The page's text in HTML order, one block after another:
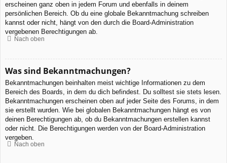
erscheinen ganz oben in jedem Forum und ebenfalls in deinem
persönlichen Bereich. Ob du eine globale Bekanntmachung schreiben
kannst oder nicht, hängt von den durch die Board-Administration
vergebenen Berechtigungen ab.
Nach oben
Was sind Bekanntmachungen?
Bekanntmachungen beinhalten meist wichtige Informationen zu dem
Bereich des Boards, in dem du dich befindest. Du solltest sie stets lesen.
Bekanntmachungen erscheinen oben auf jeder Seite des Forums, in dem
sie erstellt wurden. Wie bei globalen Bekanntmachungen hängt es von
deinen Berechtigungen ab, ob du Bekanntmachungen erstellen kannst
oder nicht. Die Berechtigungen werden von der Board-Administration
vergeben.
Nach oben